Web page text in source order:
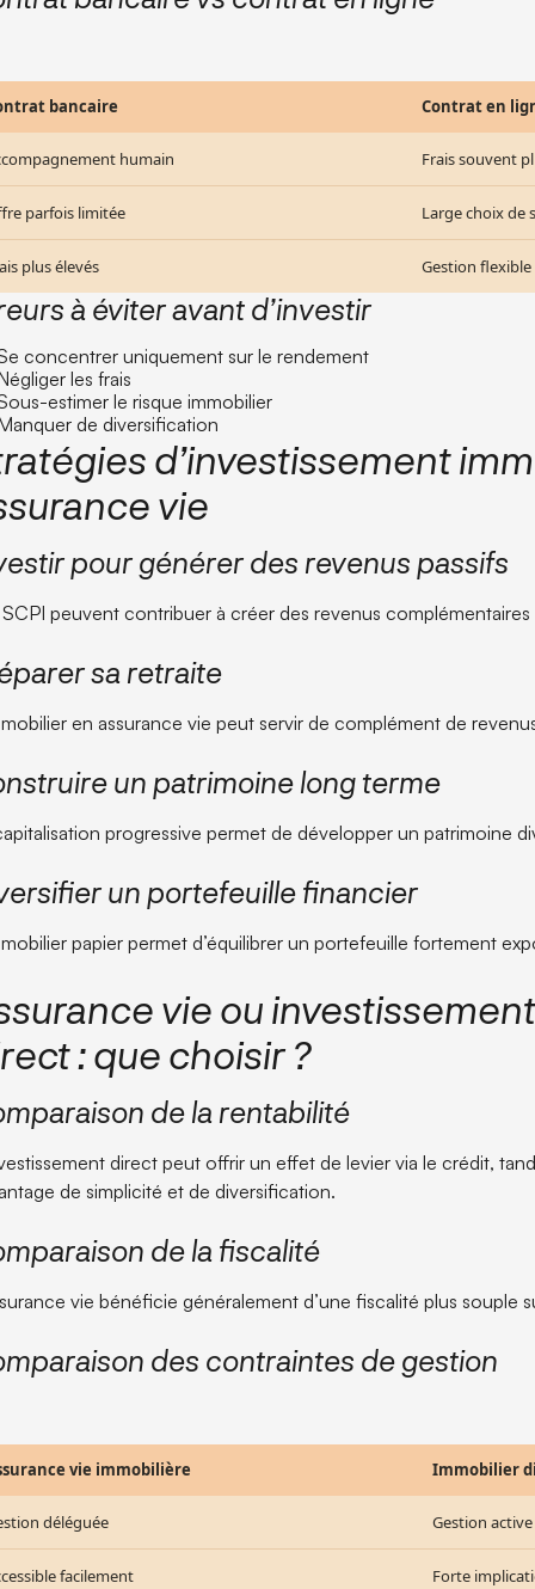
bancaire Contrat en
humain Frais souvent
parfois limitée Large choix de
plus élevés Gestion flexible
à éviter avant d’investir
concentrer uniquement sur le rendement
les frais
estimer le risque immobilier
de diversification
d’investissement
vie
pour générer des revenus passifs
peuvent contribuer à créer des revenus
sa retraite
en assurance vie peut servir de complément de
un patrimoine long terme
progressive permet de développer un patrimoine
un portefeuille financier
papier permet d’équilibrer un portefeuille fortement
vie ou
: que choisir ?
de la rentabilité
direct peut offrir un effet de levier via le crédit,
de simplicité et de diversification.
de la fiscalité
vie bénéficie généralement d’une fiscalité plus souple
des contraintes de gestion
vie immobilière Immobilier
déléguée Gestion active
facilement Forte